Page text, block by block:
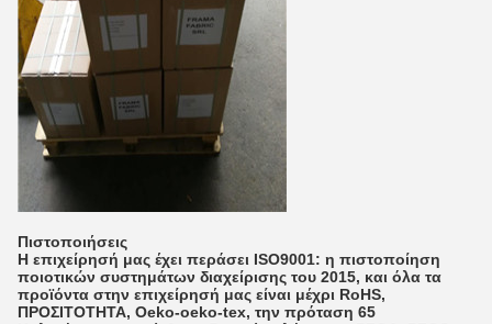
Πιστοποιήσεις
Η επιχείρησή μας έχει περάσει ISO9001: η πιστοποίηση
ποιοτικών συστημάτων διαχείρισης του 2015, και όλα τα
προϊόντα στην επιχείρησή μας είναι μέχρι RoHS,
ΠΡΟΣΙΤΟΤΗΤΑ, Oeko-oeko-tex, την πρόταση 65